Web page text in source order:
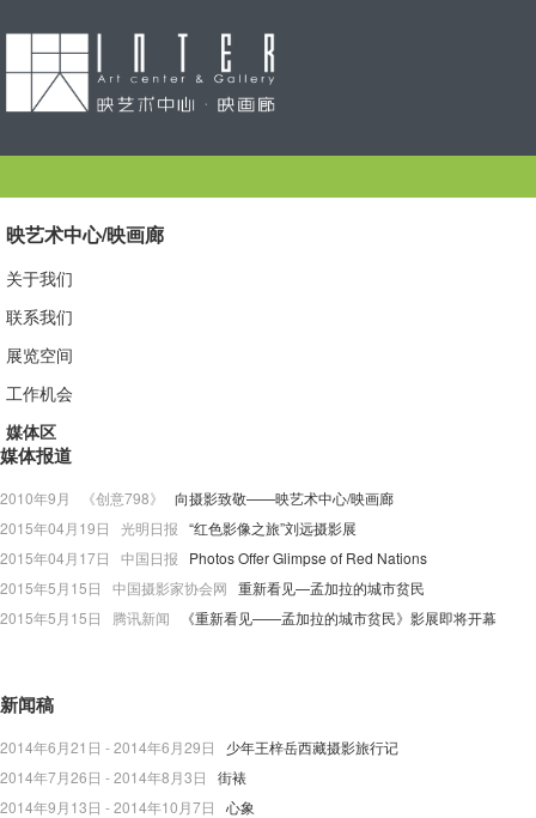
映艺术中心/映画廊
关于我们
联系我们
展览空间
工作机会
媒体区
媒体报道
2010年9月 《创意798》
向摄影致敬——映艺术中心/映画廊
2015年04月19日 光明日报 “红色影像之旅”刘远摄影展
2015年04月17日 中国日报
Photos Offer Glimpse of Red Nations
2015年5月15日 中国摄影家协会网 重新看见—孟加拉的城市贫民
2015年5月15日 腾讯新闻 《重新看见——孟加拉的城市贫民》影展即将开幕
新闻稿
2014年6月21日 - 2014年6月29日
少年王梓岳西藏摄影旅行记
2014年7月26日 - 2014年8月3日
街裱
2014年9月13日 - 2014年10月7日
心象